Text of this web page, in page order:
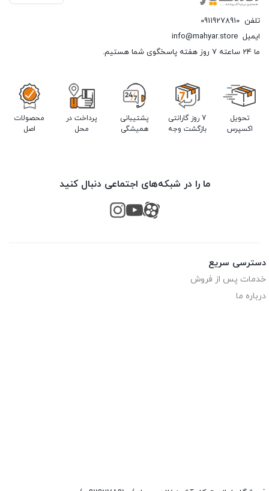
تلفن 09119278910
ایمیل info@mahyar.store
ما 24 ساعته 7 روز هفته پاسخگوی شما هستیم.
تحویل
اکسپرس
7 روز گارانتی
بازگشت وجه
پشتیبانی
همیشگی
پرداخت در
محل
محصولات
اصل
ما را در شبکه‌های اجتماعی دنبال کنید
دسترسی سریع
خدمات پس از فروش
درباره ما